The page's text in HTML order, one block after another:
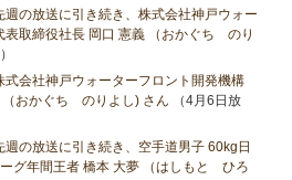
週の放送に引き続き、株式会社神戸ウォー
取締役社長 岡口 憲義 （おかぐち のり
式会社神戸ウォーターフロント開発機構
（おかぐち のりよし) さん （4月6日放
週の放送に引き続き、空手道男子 60kg日
グ年間王者 橋本 大夢 （はしもと ひろ